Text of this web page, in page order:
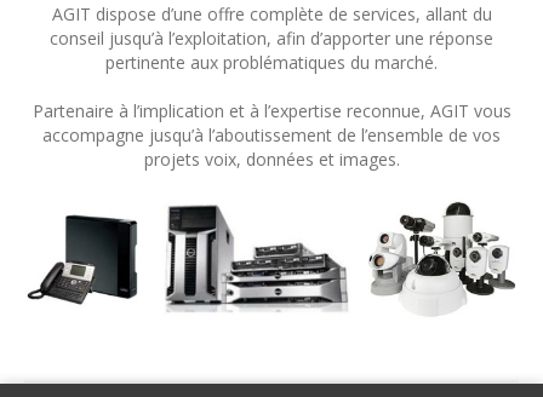
AGIT dispose d’une offre complète de services, allant du
conseil jusqu’à l’exploitation, afin d’apporter une réponse
pertinente aux problématiques du marché.
Partenaire à l’implication et à l’expertise reconnue, AGIT vous
accompagne jusqu’à l’aboutissement de l’ensemble de vos
projets voix, données et images.